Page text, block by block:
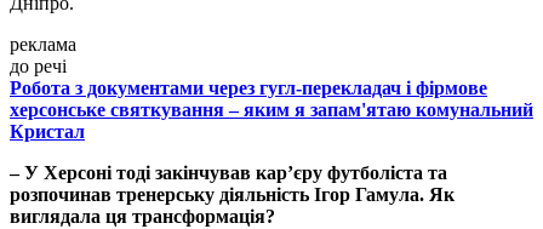
реклама
до речі
Робота з документами через гугл-перекладач і фірмове
херсонське святкування – яким я запам'ятаю комунальний
Кристал
– У Херсоні тоді закінчував кар’єру футболіста та
розпочинав тренерську діяльність Ігор Гамула. Як
виглядала ця трансформація?